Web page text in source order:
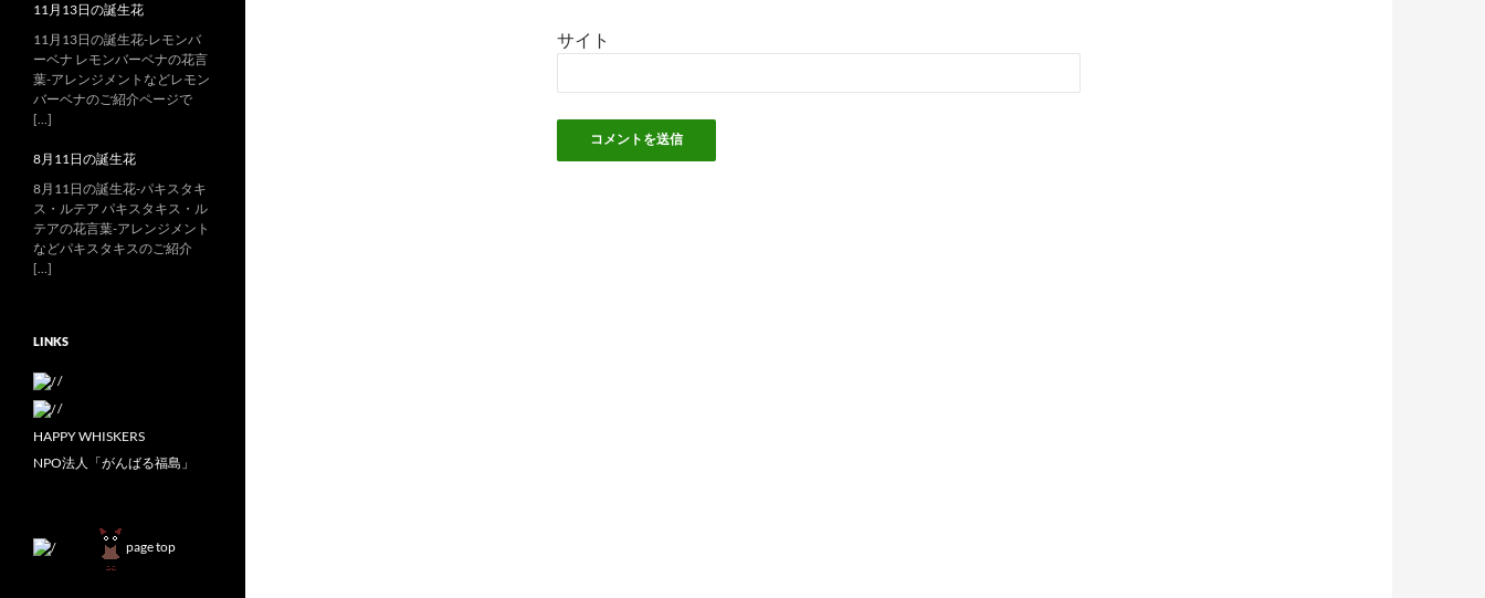
サイト
11月13日の誕生花
11月13日の誕生花-レモンバ
ーベナ レモンバーベナの花言
葉-アレンジメントなどレモン
バーベナのご紹介ページで
[…]
8月11日の誕生花
8月11日の誕生花-パキスタキ
ス・ルテア パキスタキス・ル
テアの花言葉-アレンジメント
などパキスタキスのご紹介
[…]
LINKS
/
/
HAPPY WHISKERS
NPO法人「がんばる福島」
page top